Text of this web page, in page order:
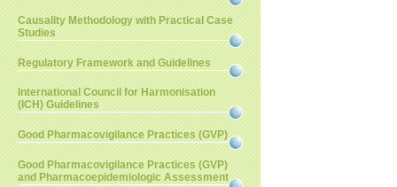
Causality Methodology with Practical Case
Studies
Regulatory Framework and Guidelines
International Council for Harmonisation
(ICH) Guidelines
Good Pharmacovigilance Practices (GVP)
Good Pharmacovigilance Practices (GVP)
and Pharmacoepidemiologic Assessment